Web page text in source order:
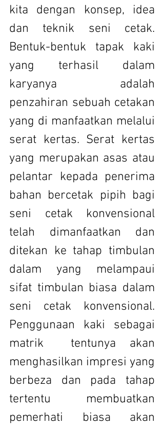
kita dengan konsep, idea
dan teknik seni cetak.
Bentuk-bentuk tapak kaki
yang terhasil dalam
karyanya adalah
penzahiran sebuah cetakan
yang di manfaatkan melalui
serat kertas. Serat kertas
yang merupakan asas atau
pelantar kepada penerima
bahan bercetak pipih bagi
seni cetak konvensional
telah dimanfaatkan dan
ditekan ke tahap timbulan
dalam yang melampaui
sifat timbulan biasa dalam
seni cetak konvensional.
Penggunaan kaki sebagai
matrik  tentunya akan
menghasilkan impresi yang
berbeza dan pada tahap
tertentu membuatkan
pemerhati biasa akan